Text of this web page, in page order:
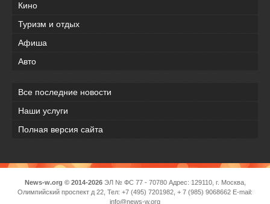
Кино
Туризм и отдых
Афиша
Авто
Все последние новости
Наши услуги
Полная версия сайта
News-w.org © 2014-2026ЭЛ № ФС 77 - 70780 Адрес: 129110, г. Москва,
Олимпийский проспект д 22, Тел: +7 (495) 7201982, + 7 (985) 9068662 E-mail:
info@news-w.org